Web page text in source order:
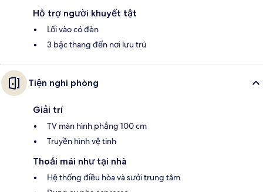
Hỗ trợ người khuyết tật
Lối vào có đèn
3 bậc thang đến nơi lưu trú
Tiện nghi phòng
Giải trí
TV màn hình phẳng 100 cm
Truyền hình vệ tinh
Thoải mái như tại nhà
Hệ thống điều hòa và sưởi trung tâm